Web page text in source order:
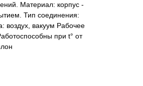
Материал: корпус -
Тип соединения:
воздух, вакуум Рабочее
при t° от